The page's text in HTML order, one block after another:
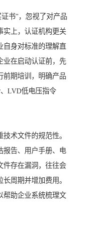
书”，忽视了对产品
实上，认证机构更关
自身对标准的理解直
业在启动认证前，先
前期培训，明确产品
LVD低电压指令
术文件的规范性。
报告、用户手册、电
件存在漏洞，往往会
周期并增加费用。
帮助企业系统梳理文